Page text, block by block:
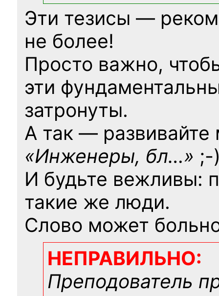
Эти тезисы —
не более!
Просто важно,
эти
затронуты.
А так — развивайте
«Инженеры, бл…» ;-
И будьте вежливы:
такие же люди.
Слово может
НЕПРАВИЛЬНО:
Преподователь